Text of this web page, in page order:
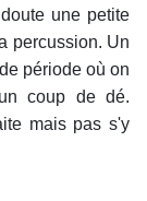
une petite
percussion. Un
période où on
coup de dé.
mais pas s'y